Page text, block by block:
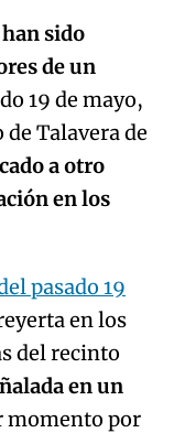
sido
de un
19 de mayo,
Talavera de
a otro
en los
pasado 19
en los
del recinto
en un
momento por